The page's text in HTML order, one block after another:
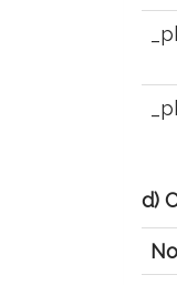
d)